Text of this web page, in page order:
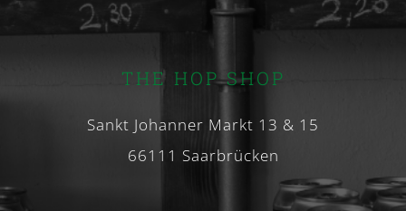
THE HOP SHOP
Sankt Johanner Markt 13 & 15
66111 Saarbrücken